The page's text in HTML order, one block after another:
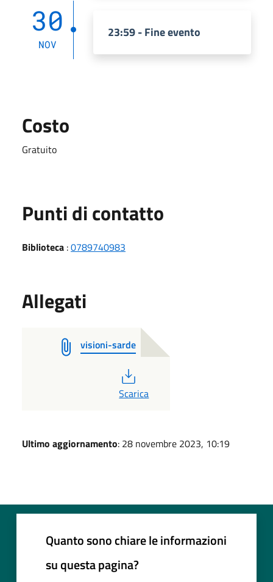
30
NOV
23:59 - Fine evento
Costo
Gratuito
Punti di contatto
Biblioteca :0789740983
Allegati
visioni-sarde
PDF
Scarica
Ultimo aggiornamento: 28 novembre 2023, 10:19
Quanto sono chiare le informazioni
su questa pagina?